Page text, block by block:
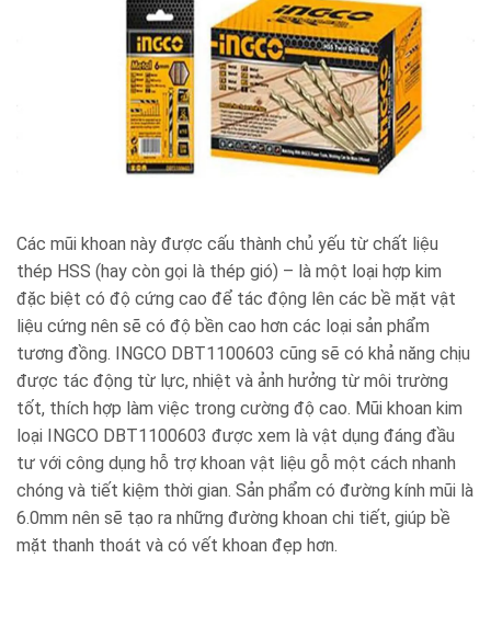
Các mũi khoan này được cấu thành chủ yếu từ chất liệu
thép HSS (hay còn gọi là thép gió) – là một loại hợp kim
đặc biệt có độ cứng cao để tác động lên các bề mặt vật
liệu cứng nên sẽ có độ bền cao hơn các loại sản phẩm
tương đồng. INGCO DBT1100603 cũng sẽ có khả năng chịu
được tác động từ lực, nhiệt và ảnh hưởng từ môi trường
tốt, thích hợp làm việc trong cường độ cao. Mũi khoan kim
loại INGCO DBT1100603 được xem là vật dụng đáng đầu
tư với công dụng hỗ trợ khoan vật liệu gỗ một cách nhanh
chóng và tiết kiệm thời gian. Sản phẩm có đường kính mũi là
6.0mm nên sẽ tạo ra những đường khoan chi tiết, giúp bề
mặt thanh thoát và có vết khoan đẹp hơn.